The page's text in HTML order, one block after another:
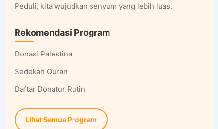
Peduli, kita wujudkan senyum yang lebih luas.
Rekomendasi Program
Donasi Palestina
Sedekah Quran
Daftar Donatur Rutin
Lihat Semua Program